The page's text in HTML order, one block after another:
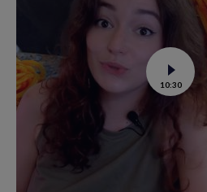
Voir
la
vidéo
au
ce
savoir
10:30